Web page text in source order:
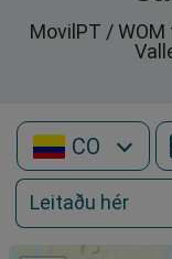
MovilPT /
CO